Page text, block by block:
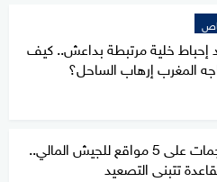
إحباط خلية مرتبطة بداعش.. كيف
المغرب إرهاب الساحل؟
هجمات على 5 مواقع للجيش المالي..
تتبنى التصعيد